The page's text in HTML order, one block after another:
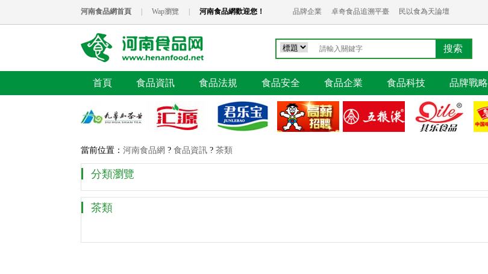
河南食品網首頁 Wap瀏覽 河南食品網歡迎您！ 品牌企業 卓奇食品追溯平臺 民以食為天論壇
首頁 食品資訊 食品法規 食品安全 食品企業 食品科技 品牌戰略
當前位置：河南食品網 ?食品資訊 ?茶類
分類瀏覽
茶類